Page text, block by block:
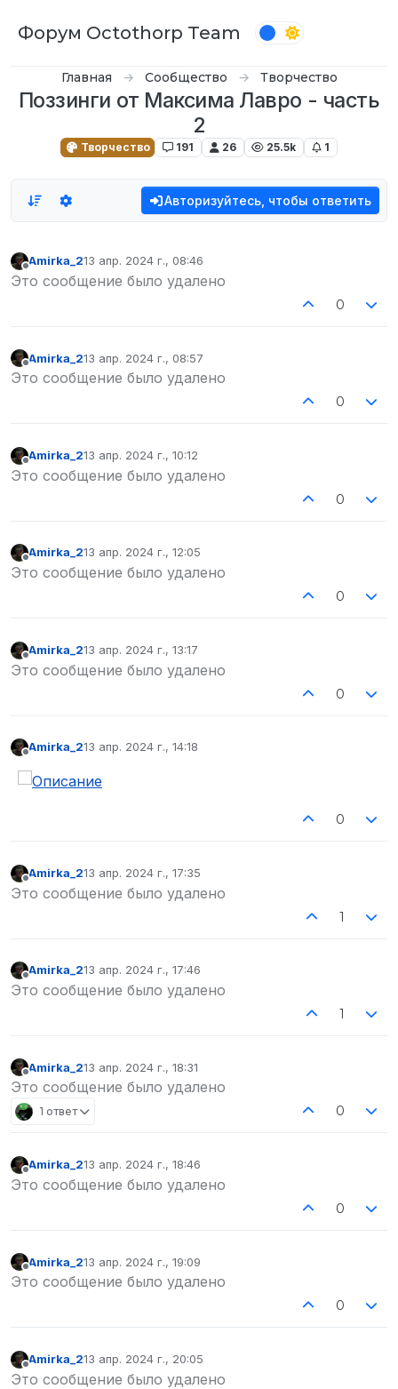
Форум Octothorp Team
Главная Сообщество Творчество
Поззинги от Максима Лавро - часть
2
Творчество 191 26 25.5k 1
Авторизуйтесь, чтобы ответить
Не в сети
Amirka_213 апр. 2024 г., 08:46
отредактировано
Это сообщение было удалено
0
Не в сети
Amirka_213 апр. 2024 г., 08:57
отредактировано
Это сообщение было удалено
0
Не в сети
Amirka_213 апр. 2024 г., 10:12
отредактировано
Это сообщение было удалено
0
Не в сети
Amirka_213 апр. 2024 г., 12:05
отредактировано
Это сообщение было удалено
0
Не в сети
Amirka_213 апр. 2024 г., 13:17
отредактировано
Это сообщение было удалено
0
Amirka_213 апр. 2024 г., 14:18
отредактировано
0
Не в сети
Amirka_213 апр. 2024 г., 17:35
отредактировано
Это сообщение было удалено
1
Не в сети
Amirka_213 апр. 2024 г., 17:46
отредактировано
Это сообщение было удалено
1
Не в сети
Amirka_213 апр. 2024 г., 18:31
отредактировано
Это сообщение было удалено
1 ответ 0
Не в сети
Amirka_213 апр. 2024 г., 18:46
отредактировано
Это сообщение было удалено
0
Не в сети
Amirka_213 апр. 2024 г., 19:09
отредактировано
Это сообщение было удалено
0
Не в сети
Amirka_213 апр. 2024 г., 20:05
отредактировано
Это сообщение было удалено